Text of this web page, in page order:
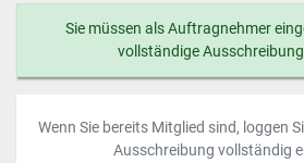
Sie müssen als Auftragnehmer
vollständige
Wenn Sie bereits Mitglied sind, loggen
Ausschreibung vollständig